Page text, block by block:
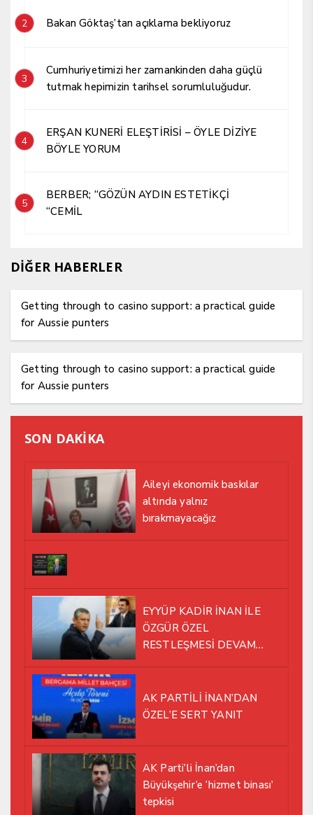
2 Bakan Göktaş’tan açıklama bekliyoruz
3
Cumhuriyetimizi her zamankinden daha güçlü
tutmak hepimizin tarihsel sorumluluğudur.
4
ERŞAN KUNERİ ELEŞTİRİSİ – ÖYLE DİZİYE
BÖYLE YORUM
5
BERBER; “GÖZÜN AYDIN ESTETİKÇİ
“CEMİL
DİĞER HABERLER
Getting through to casino support: a practical guide
for Aussie punters
Getting through to casino support: a practical guide
for Aussie punters
SON DAKİKA
Aileyi ekonomik baskılar
altında yalnız
bırakmayacağız
EYYÜP KADİR İNAN İLE
ÖZGÜR ÖZEL
RESTLEŞMESİ DEVAM
AK PARTİLİ İNAN’DAN
ÖZEL’E SERT YANIT
AK Parti’li İnan’dan
Büyükşehir’e ‘hizmet binası’
tepkisi